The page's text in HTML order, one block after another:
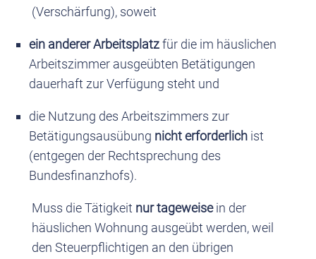
(Verschärfung), soweit
ein anderer Arbeitsplatzfür die im häuslichen
Arbeitszimmer ausgeübten Betätigungen
dauerhaft zur Verfügung steht und
die Nutzung des Arbeitszimmers zur
Betätigungsausübung nicht erforderlichist
(entgegen der Rechtsprechung des
Bundesfinanzhofs).
Muss die Tätigkeit nur tageweisein der
häuslichen Wohnung ausgeübt werden, weil
den Steuerpflichtigen an den übrigen